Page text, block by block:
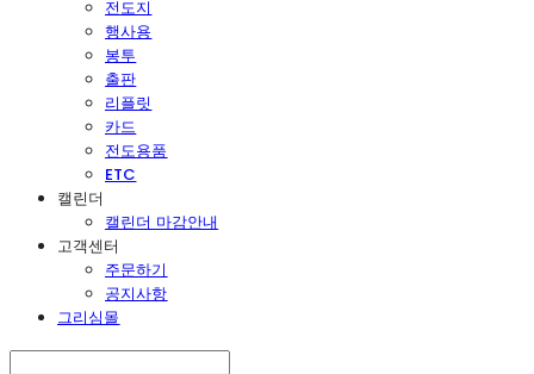
전도지
행사용
봉투
출판
리플릿
카드
전도용품
ETC
캘린더
캘린더 마감안내
고객센터
주문하기
공지사항
그리심몰